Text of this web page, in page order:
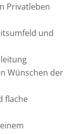
Privatleben
und
Wünschen der
flache